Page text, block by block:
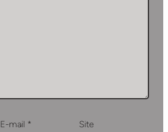
E-mail * Site